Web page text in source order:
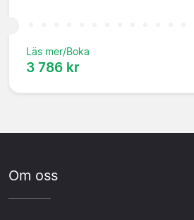
Läs mer/Boka
3 786 kr
Om oss